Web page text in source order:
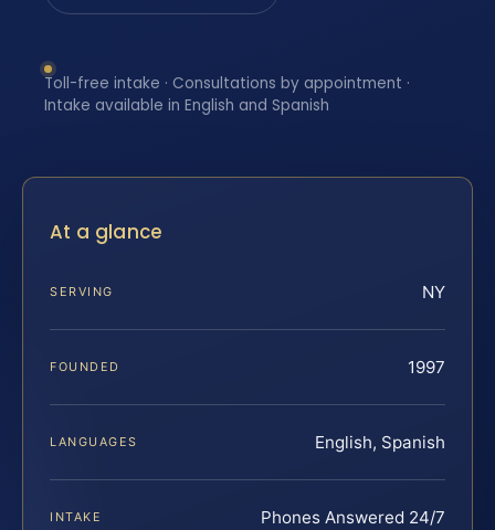
Toll-free intake · Consultations by appointment ·
Intake available in English and Spanish
At a glance
SERVING NY
FOUNDED 1997
LANGUAGES English, Spanish
INTAKE Phones Answered 24/7